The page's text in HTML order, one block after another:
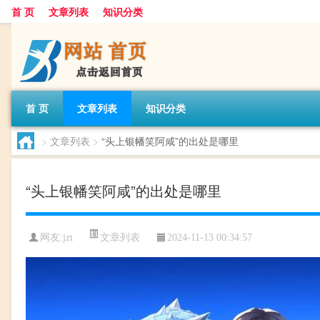
首 页 文章列表 知识分类
首 页 文章列表 知识分类
> 文章列表 > “头上银幡笑阿咸”的出处是哪里
“头上银幡笑阿咸”的出处是哪里
网友:jzt 文章列表 2024-11-13 00:34:57